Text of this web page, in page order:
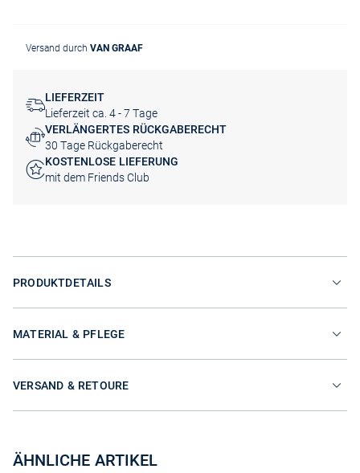
Versand durch VAN GRAAF
LIEFERZEIT
Lieferzeit ca. 4 - 7 Tage
VERLÄNGERTES RÜCKGABERECHT
30 Tage Rückgaberecht
KOSTENLOSE LIEFERUNG
mit dem Friends Club
PRODUKTDETAILS
MATERIAL & PFLEGE
VERSAND & RETOURE
ÄHNLICHE ARTIKEL